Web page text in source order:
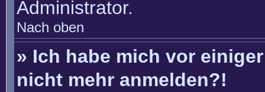
Administrator.
Nach oben
» Ich habe mich vor
nicht mehr anmelden?!